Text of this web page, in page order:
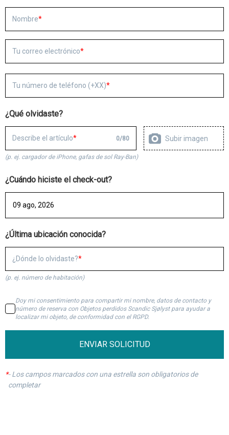
Nombre
Tu correo electrónico
Tu número de teléfono (+XX)
¿Qué olvidaste?
Describe el artículo 0/80 Subir imagen
(p. ej. cargador de iPhone, gafas de sol Ray-Ban)
¿Cuándo hiciste el check-out?
¿Última ubicación conocida?
¿Dónde lo olvidaste?
(p. ej. número de habitación)
Doy mi consentimiento para compartir mi nombre, datos de contacto y
número de reserva con Objetos perdidos Scandic Sjølyst para ayudar a
localizar mi objeto, de conformidad con el RGPD.
ENVIAR SOLICITUD
*-Los campos marcados con una estrella son obligatorios de
completar